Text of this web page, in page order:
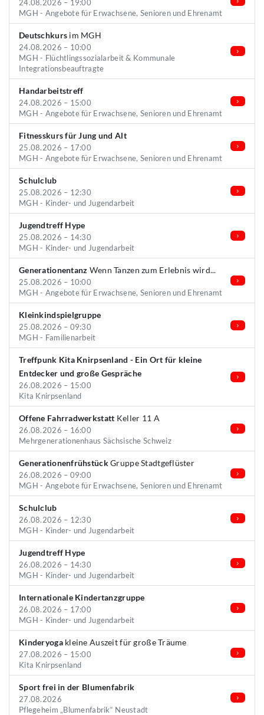
24.08.2026 – 19:00
MGH - Angebote für Erwachsene, Senioren und Ehrenamt
Deutschkurs im MGH
24.08.2026 – 10:00
MGH - Flüchtlingssozialarbeit & Kommunale
Integrationsbeauftragte
Handarbeitstreff
24.08.2026 – 15:00
MGH - Angebote für Erwachsene, Senioren und Ehrenamt
Fitnesskurs für Jung und Alt
25.08.2026 – 17:00
MGH - Angebote für Erwachsene, Senioren und Ehrenamt
Schulclub
25.08.2026 – 12:30
MGH - Kinder- und Jugendarbeit
Jugendtreff Hype
25.08.2026 – 14:30
MGH - Kinder- und Jugendarbeit
Generationentanz Wenn Tanzen zum Erlebnis wird...
25.08.2026 – 10:00
MGH - Angebote für Erwachsene, Senioren und Ehrenamt
Kleinkindspielgruppe
25.08.2026 – 09:30
MGH - Familienarbeit
Treffpunk Kita Knirpsenland - Ein Ort für kleine
Entdecker und große Gespräche
26.08.2026 – 15:00
Kita Knirpsenland
Offene Fahrradwerkstatt Keller 11 A
26.08.2026 – 16:00
Mehrgenerationenhaus Sächsische Schweiz
GenerationenfrühstückGruppe Stadtgeflüster
26.08.2026 – 09:00
MGH - Angebote für Erwachsene, Senioren und Ehrenamt
Schulclub
26.08.2026 – 12:30
MGH - Kinder- und Jugendarbeit
Jugendtreff Hype
26.08.2026 – 14:30
MGH - Kinder- und Jugendarbeit
Internationale Kindertanzgruppe
26.08.2026 – 17:00
MGH - Kinder- und Jugendarbeit
Kinderyoga kleine Auszeit für große Träume
27.08.2026 – 15:00
Kita Knirpsenland
Sport frei in der Blumenfabrik
27.08.2026
Pflegeheim „Blumenfabrik“ Neustadt